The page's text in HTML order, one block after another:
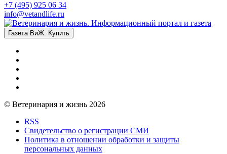
+7 (495) 925 06 34
info@vetandlife.ru
Газета ВиЖ. Купить
© Ветеринария и жизнь 2026
RSS
Свидетельство о регистрации СМИ
Политика в отношении обработки и защиты
персональных данных